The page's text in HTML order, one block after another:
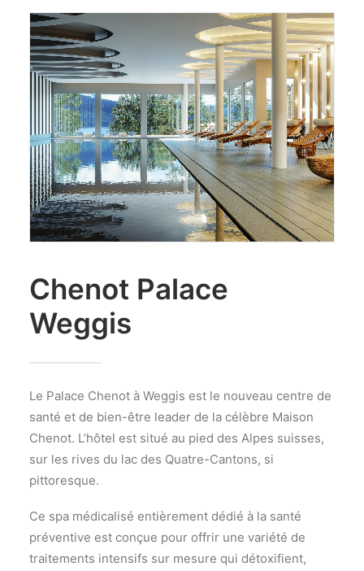
Chenot Palace
Weggis
Le Palace Chenot à Weggis est le nouveau centre de
santé et de bien-être leader de la célèbre Maison
Chenot. L’hôtel est situé au pied des Alpes suisses,
sur les rives du lac des Quatre-Cantons, si
pittoresque.
Ce spa médicalisé entièrement dédié à la santé
préventive est conçue pour offrir une variété de
traitements intensifs sur mesure qui détoxifient,